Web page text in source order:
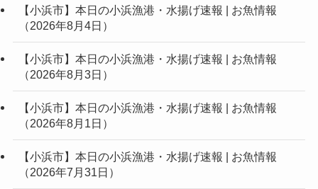
【小浜市】本日の小浜漁港・水揚げ速報 | お魚情報
（2026年8月4日）
【小浜市】本日の小浜漁港・水揚げ速報 | お魚情報
（2026年8月3日）
【小浜市】本日の小浜漁港・水揚げ速報 | お魚情報
（2026年8月1日）
【小浜市】本日の小浜漁港・水揚げ速報 | お魚情報
（2026年7月31日）